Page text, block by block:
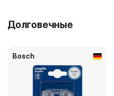
Долговечные
Bosch